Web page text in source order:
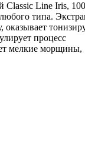
Line Iris,
типа.
оказывает
процесс
мелкие морщины,